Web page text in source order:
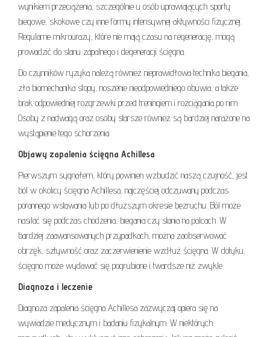
wynikiem przeciążenia, szczególnie u osób uprawiających sporty
biegowe, skokowe czy inne formy intensywnej aktywności fizycznej.
Regularne mikrourazy, które nie mają czasu na regenerację, mogą
prowadzić do stanu zapalnego i degeneracji ścięgna.
Do czynników ryzyka należą również nieprawidłowa technika biegania,
zła biomechanika stopy, noszenie nieodpowiedniego obuwia, a także
brak odpowiedniej rozgrzewki przed treningiem i rozciągania po nim.
Osoby z nadwagą oraz osoby starsze również są bardziej narażone na
wystąpienie tego schorzenia.
Objawy zapalenia ścięgna Achillesa
Pierwszym sygnałem, który powinien wzbudzić naszą czujność, jest
ból w okolicy ścięgna Achillesa, najczęściej odczuwany podczas
porannego wstawania lub po dłuższym okresie bezruchu. Ból może
nasilać się podczas chodzenia, biegania czy stania na palcach. W
bardziej zaawansowanych przypadkach, można zaobserwować
obrzęk, sztywność oraz zaczerwienienie wzdłuż ścięgna. W dotyku,
ścięgno może wydawać się pogrubione i twardsze niż zwykle.
Diagnoza i leczenie
Diagnoza zapalenia ścięgna Achillesa zazwyczaj opiera się na
wywiadzie medycznym i badaniu fizykalnym. W niektórych